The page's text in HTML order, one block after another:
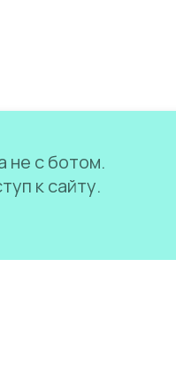
не с ботом.
к сайту.